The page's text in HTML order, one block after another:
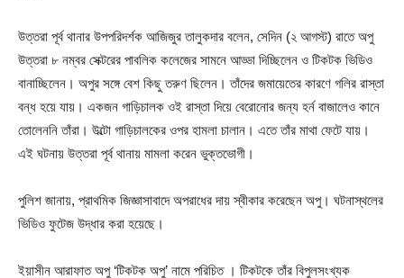
উত্তরা পূর্ব থানার উপপরিদর্শক আজিজুর তালুকদার বলেন, সেদিন (২ আগস্ট) রাতে অপু
উত্তরা ৮ নম্বর সেক্টরের পাবলিক কলেজের সামনে আড্ডা দিচ্ছিলেন ও টিকটক ভিডিও
বানাচ্ছিলেন। অপুর সঙ্গে বেশ কিছু তরুণ ছিলেন। তাঁদের জমায়েতের কারণে গলির রাস্তা
বন্ধ হয়ে যায়। একজন গাড়িচালক ওই রাস্তা দিয়ে বেরোনোর জন্য হর্ন বাজালেও কানে
তোলেননি তাঁরা। উল্টো গাড়িচালকের ওপর হামলা চালান। এতে তাঁর মাথা ফেটে যায়।
এই ঘটনায় উত্তরা পূর্ব থানায় মামলা করেন ভুক্তভোগী।
পুলিশ জানায়, প্রাথমিক জিজ্ঞাসাবাদে অপরাধের দায় স্বীকার করেছেন অপু। ঘটনাস্থলের
ভিডিও ফুটেজ উদ্ধার করা হয়েছে।
ইয়াসীন আরাফাত অপু ‘টিকটক অপু’ নামে পরিচিত । টিকটকে তাঁর বিপুলসংখ্যক